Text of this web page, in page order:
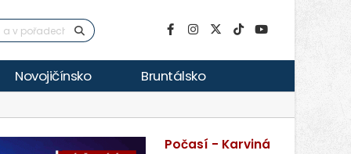
Novojičínsko Bruntálsko
Počasí - Karviná